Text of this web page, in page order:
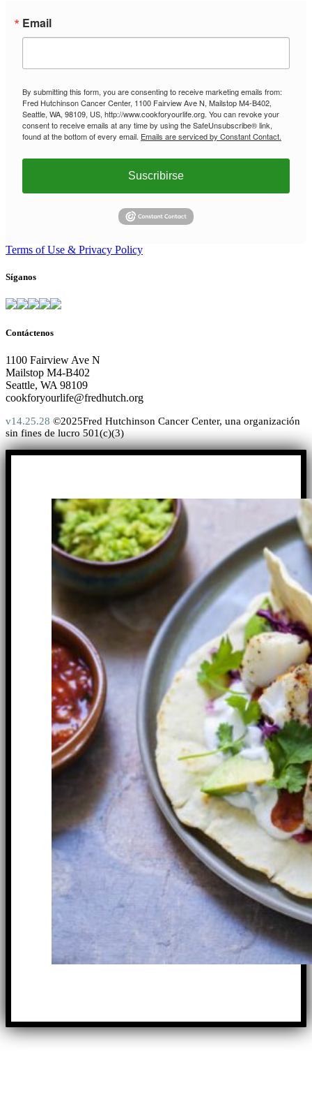
Email
By submitting this form, you are consenting to receive marketing emails from:
Fred Hutchinson Cancer Center, 1100 Fairview Ave N, Mailstop M4-B402,
Seattle, WA, 98109, US, http://www.cookforyourlife.org. You can revoke your
consent to receive emails at any time by using the SafeUnsubscribe® link,
found at the bottom of every email. Emails are serviced by Constant Contact.
Suscribirse
Terms of Use & Privacy Policy
Síganos
Contáctenos
1100 Fairview Ave N
Mailstop M4-B402
Seattle, WA 98109
cookforyourlife@fredhutch.org
v14.25.28 ©2025Fred Hutchinson Cancer Center, una organización
sin fines de lucro 501(c)(3)